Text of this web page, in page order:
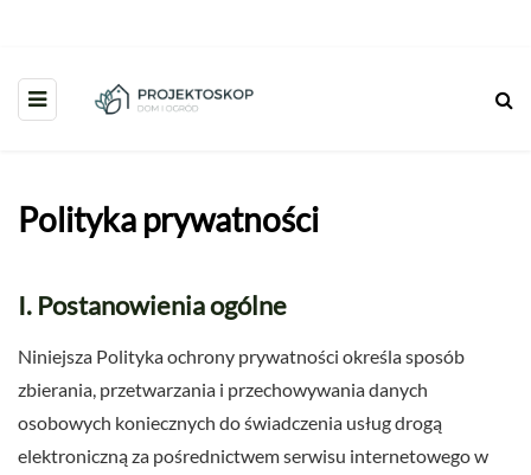
Polityka prywatności
I. Postanowienia ogólne
Niniejsza Polityka ochrony prywatności określa sposób
zbierania, przetwarzania i przechowywania danych
osobowych koniecznych do świadczenia usług drogą
elektroniczną za pośrednictwem serwisu internetowego w